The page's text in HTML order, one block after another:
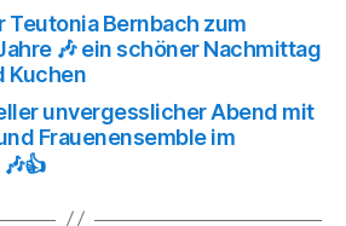
Teutonia Bernbach zum
🎶 ein schöner Nachmittag
Kuchen
unvergesslicher Abend mit
Frauenensemble im